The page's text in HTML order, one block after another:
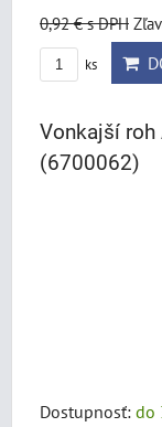
0,92 €s DPH
ks
Vonkajší roh
(6700062)
Dostupnosť: do